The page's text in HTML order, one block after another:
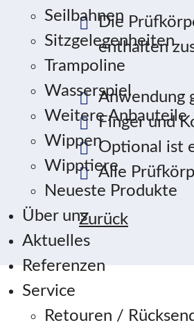
Seilbahnen
Sitzgelegenheiten
Trampoline
Wasserspiel
Weitere Anbauteile
Wippen
Wipptiere
Neueste Produkte
Über uns
Aktuelles
Referenzen
Service
Retouren /
Die
enthalten
Anwendung
Finger und
Optional ist
Alle
Zurück